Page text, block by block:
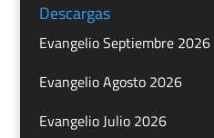
Descargas
Evangelio Septiembre 2026
Evangelio Agosto 2026
Evangelio Julio 2026